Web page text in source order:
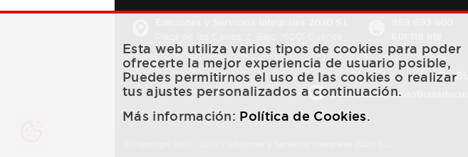
Esta web utiliza varios tipos de cookies para poder
ofrecerte la mejor experiencia de usuario posible,
Puedes permitirnos el uso de las cookies o realizar
tus ajustes personalizados a continuación.
Más información: Política de Cookies.